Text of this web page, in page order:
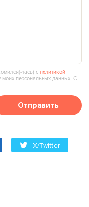
сполитикой
моих персональных данных. С
Отправить
X/Twitter